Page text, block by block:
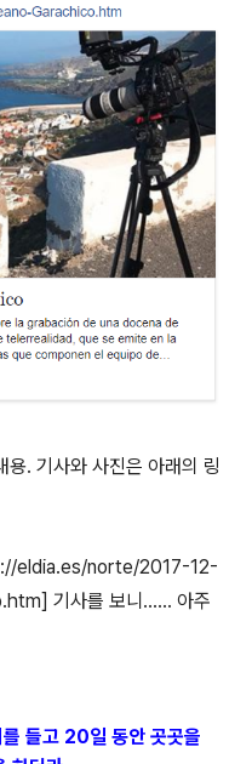
. 기사와 사진은 아래의 링
eldia.es/norte/2017-12-
기사를 보니...... 아주
들고 20일 동안 곳곳을